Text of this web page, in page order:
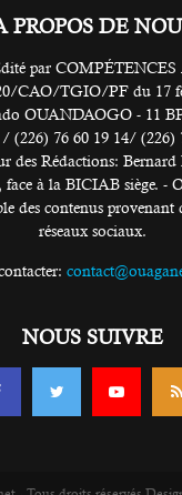
PROPOS DE
par COMPÉTENCES
CAO/TGIO/PF du 17
OUANDAOGO - 11
/ (226) 76 60 19 14/ (226)
des Rédactions:
à la BICIAB siège. -
des contenus provenant
réseaux sociaux.
NOUS SUIVRE